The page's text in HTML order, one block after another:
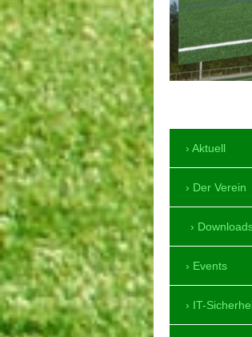
Aktuell
Der Verein
Events
IT-